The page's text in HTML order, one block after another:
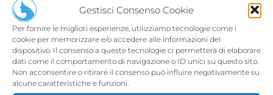
Gestisci Consenso Cookie
Per fornire le migliori esperienze, utilizziamo tecnologie come i
cookie per memorizzare e/o accedere alle informazioni del
dispositivo. Il consenso a queste tecnologie ci permetterà di elaborare
dati come il comportamento di navigazione o ID unici su questo sito.
Non acconsentire o ritirare il consenso può influire negativamente su
alcune caratteristiche e funzioni.